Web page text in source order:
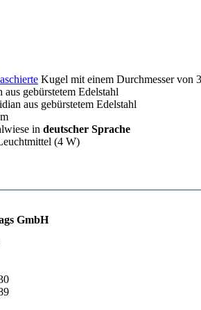
Kugel mit einem Durchmesser von
gebürstetem Edelstahl
aus gebürstetem Edelstahl
in deutscher Sprache
(4 W)
GmbH